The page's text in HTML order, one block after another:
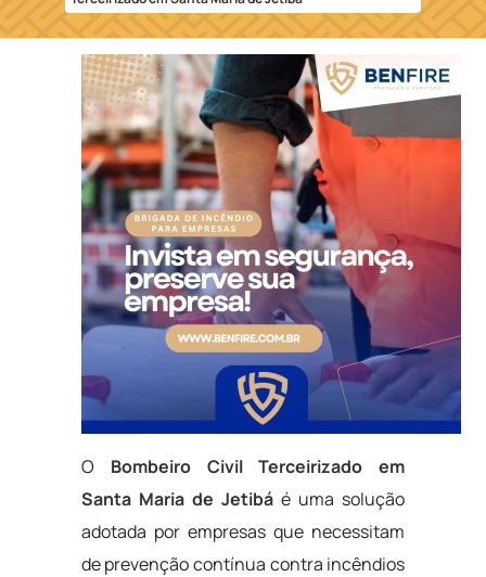
O Bombeiro Civil Terceirizado em
Santa Maria de Jetibá é uma solução
adotada por empresas que necessitam
de prevenção contínua contra incêndios